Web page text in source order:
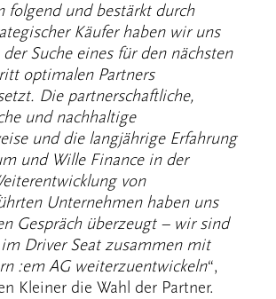
folgend und bestärkt durch
Käufer haben wir uns
Suche eines für den nächsten
optimalen Partners
Die partnerschaftliche,
und nachhaltige
und die langjährige Erfahrung
und Wille Finance in der
von
Unternehmen haben uns
Gespräch überzeugt – wir sind
Driver Seat zusammen mit
:em AG weiterzuentwickeln“,
Kleiner die Wahl der Partner.